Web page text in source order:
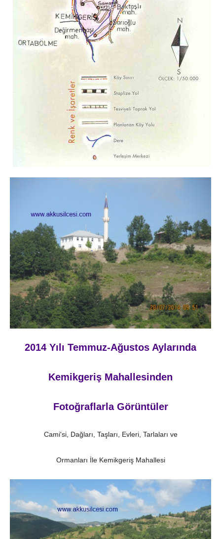
2014 Yılı Temmuz-Ağustos Aylarında
Kemikgeriş Mahallesinden
Fotoğraflarla Görüntüler
Cami'si, Dağları, Taşları, Evleri, Tarlaları ve
Ormanları İle Kemikgeriş Mahallesi